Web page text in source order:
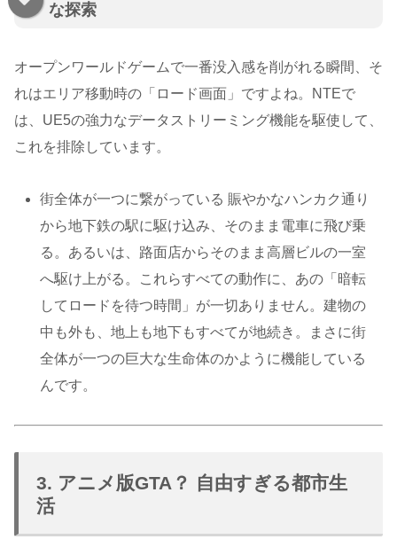
な探索
オープンワールドゲームで一番没入感を削がれる瞬間、そ
れはエリア移動時の「ロード画面」ですよね。NTEで
は、UE5の強力なデータストリーミング機能を駆使して、
これを排除しています。
街全体が一つに繋がっている 賑やかなハンカク通り
から地下鉄の駅に駆け込み、そのまま電車に飛び乗
る。あるいは、路面店からそのまま高層ビルの一室
へ駆け上がる。これらすべての動作に、あの「暗転
してロードを待つ時間」が一切ありません。建物の
中も外も、地上も地下もすべてが地続き。まさに街
全体が一つの巨大な生命体のかように機能している
んです。
3. アニメ版GTA？ 自由すぎる都市生
活